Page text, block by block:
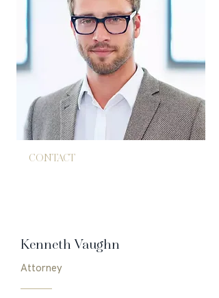
CONTACT
Kenneth Vaughn
Attorney